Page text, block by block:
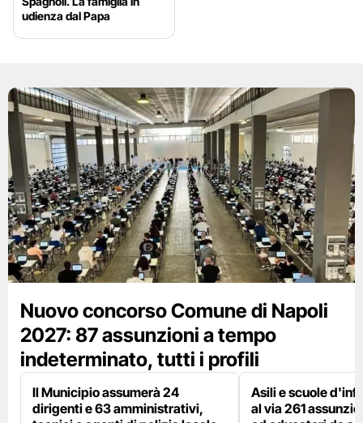
udienza dal Papa
Nuovo concorso Comune di Napoli
2027: 87 assunzioni a tempo
indeterminato, tutti i profili
Il Municipio assumerà 24
dirigenti e 63 amministrativi,
Asili e scuole
al via 261